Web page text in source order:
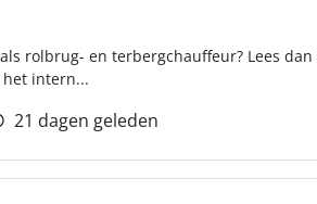
rolbrug- en terbergchauffeur? Lees
intern...
21 dagen geleden